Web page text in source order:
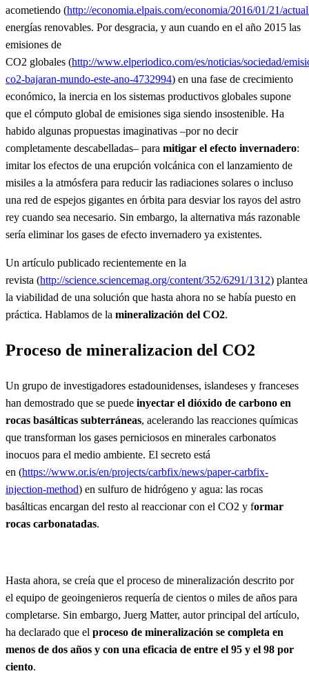
acometiendo (http://economia.elpais.com/economia/2016/01/21/
energías renovables. Por desgracia, y aun cuando en el año 2015 las
emisiones de
CO2 globales (http://www.elperiodico.com/es/noticias/sociedad/
co2-bajaran-mundo-este-ano-4732994) en una fase de crecimiento
económico, la inercia en los sistemas productivos globales supone
que el cómputo global de emisiones siga siendo insostenible. Ha
habido algunas propuestas imaginativas –por no decir
completamente descabelladas– para mitigar el efecto invernadero:
imitar los efectos de una erupción volcánica con el lanzamiento de
misiles a la atmósfera para reducir las radiaciones solares o incluso
una red de espejos gigantes en órbita para desviar los rayos del astro
rey cuando sea necesario. Sin embargo, la alternativa más razonable
sería eliminar los gases de efecto invernadero ya existentes.
Un artículo publicado recientemente en la
revista (http://science.sciencemag.org/content/352/6291/1312) plantea
la viabilidad de una solución que hasta ahora no se había puesto en
práctica. Hablamos de la mineralización del CO2.
Proceso de mineralizacion del CO2
Un grupo de investigadores estadounidenses, islandeses y franceses
han demostrado que se puede inyectar el dióxido de carbono en
rocas basálticas subterráneas, acelerando las reacciones químicas
que transforman los gases perniciosos en minerales carbonatos
inocuos para el medio ambiente. El secreto está
en (https://www.or.is/en/projects/carbfix/news/paper-carbfix-
injection-method) en sulfuro de hidrógeno y agua: las rocas
basálticas encargan del resto al reaccionar con el CO2 y formar
rocas carbonatadas.
Hasta ahora, se creía que el proceso de mineralización descrito por
el equipo de geoingenieros requería de cientos o miles de años para
completarse. Sin embargo, Juerg Matter, autor principal del artículo,
ha declarado que el proceso de mineralización se completa en
menos de dos años y con una eficacia de entre el 95 y el 98 por
ciento.